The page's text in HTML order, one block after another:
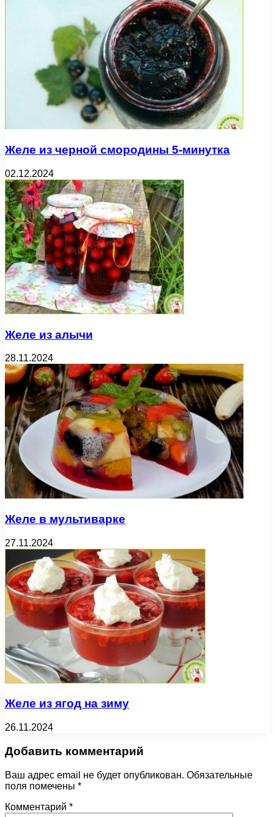
Желе из черной смородины 5-минутка
02.12.2024
Желе из алычи
28.11.2024
Желе в мультиварке
27.11.2024
Желе из ягод на зиму
26.11.2024
Добавить комментарий
Ваш адрес email не будет опубликован. Обязательные
поля помечены *
Комментарий *